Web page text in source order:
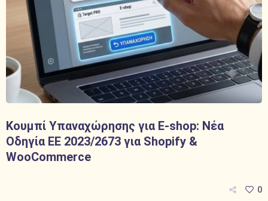
Κουμπί Υπαναχώρησης για E-shop: Νέα
Οδηγία ΕΕ 2023/2673 για Shopify &
WooCommerce
0